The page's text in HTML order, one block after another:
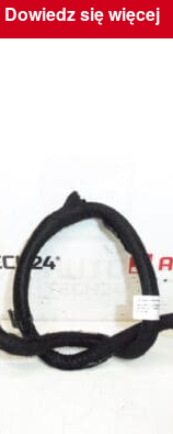
Dowiedz się więcej